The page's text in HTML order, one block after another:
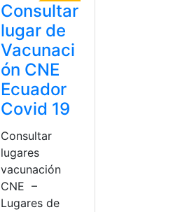
Consultar
lugar de
Vacunaci
ón CNE
Ecuador
Covid 19
Consultar
lugares
vacunación
CNE –
Lugares de